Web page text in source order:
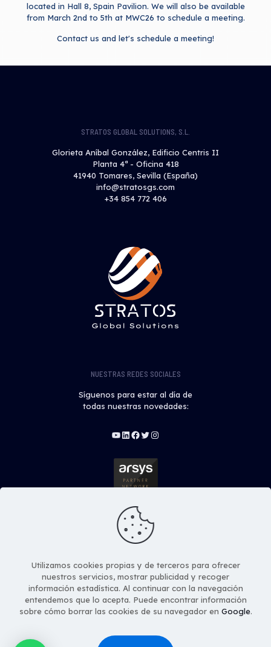
located in Hall 8, Spain Pavilion. We will also be available
from March 2nd to 5th at MWC26 to schedule a meeting.
Contact us and let's schedule a meeting!
STRATOS GLOBAL SOLUTIONS, S.L.
Glorieta Aníbal González, Edificio Centris II
Planta 4ª - Oficina 418
41940 Tomares, Sevilla (España)
info@stratosgs.com
+34 854 772 406
NUESTRAS REDES SOCIALES
Síguenos para estar al día de
todas nuestras novedades:
YouTube
LinkedIn
Facebook
Twitter
Instagram
Copyright © Stratos Global Solutions S.L. Todos los
derechos Reservados
Utilizamos cookies propias y de terceros para ofrecer
nuestros servicios, mostrar publicidad y recoger
información estadística. Al continuar con la navegación
entendemos que lo acepta. Puede encontrar información
sobre cómo borrar las cookies de su navegador en Google.